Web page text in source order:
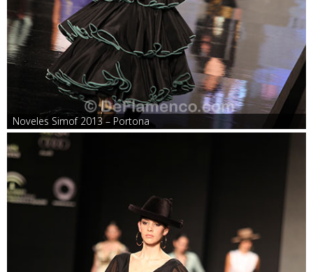
Noveles Simof 2013 – Portona